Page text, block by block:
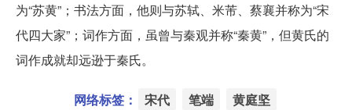
为“苏黄”；书法方面，他则与苏轼、米芾、蔡襄并称为“宋
代四大家”；词作方面，虽曾与秦观并称“秦黄”，但黄氏的
词作成就却远逊于秦氏。
网络标签： 宋代 笔端 黄庭坚